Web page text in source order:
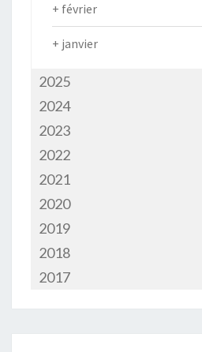
+ février
+ janvier
2025
2024
2023
2022
2021
2020
2019
2018
2017